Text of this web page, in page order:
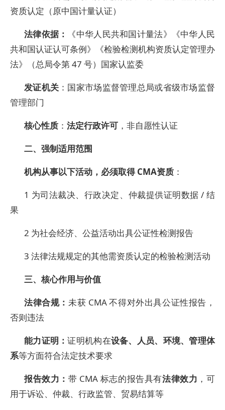
资质认定（原中国计量认证）
法律依据：
《中华人民共和国计量法》《中华人民
共和国认证认可条例》《检验检测机构资质认定管理办
法》（总局令第 47 号）国家认监委
发证机关 ：国家市场监督管理总局或省级市场监督
管理部门
核心性质 ： 法定行政许可 ，非自愿性认证
二、强制适用范围
机构从事以下活动，必须取得 CMA资质 ：
1 为司法裁决、行政决定、仲裁提供证明数据 / 结
果
2 为社会经济、公益活动出具公证性检测报告
3 法律法规规定的其他需资质认定的检验检测活动
三、核心作用与价值
法律合规： 未获 CMA 不得对外出具公证性报告，
否则违法
能力证明：证明机构在设备、人员、环境、管理体
系等方面符合法定技术要求
报告效力： 带 CMA 标志的报告具有法律效力 ，可
用于诉讼、仲裁、行政监管、贸易结算等